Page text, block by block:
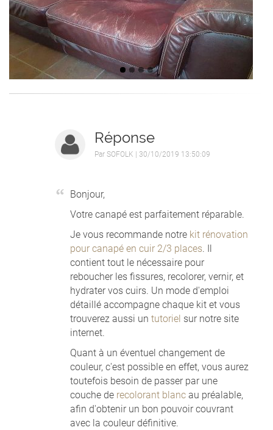
Réponse
Par SOFOLK | 30/10/2019 13:50:09
Bonjour,
Votre canapé est parfaitement réparable.
Je vous recommande notre kit rénovation
pour canapé en cuir 2/3 places. Il
contient tout le nécessaire pour
reboucher les fissures, recolorer, vernir, et
hydrater vos cuirs. Un mode d'emploi
détaillé accompagne chaque kit et vous
trouverez aussi un tutoriel sur notre site
internet.
Quant à un éventuel changement de
couleur, c'est possible en effet, vous aurez
toutefois besoin de passer par une
couche de recolorant blanc au préalable,
afin d'obtenir un bon pouvoir couvrant
avec la couleur définitive.